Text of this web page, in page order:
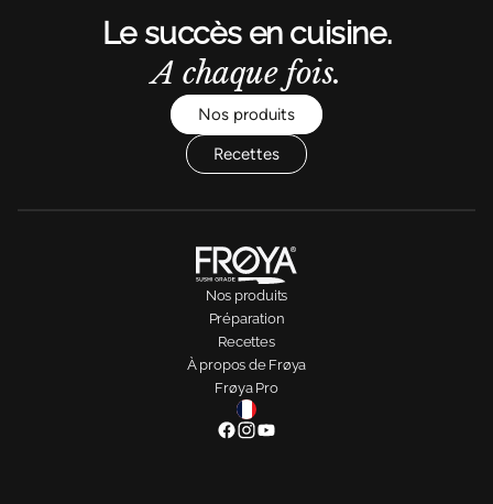
Le succès en cuisine.
A chaque fois.
Nos produits
Recettes
Nos produits
Préparation
Recettes
À propos de Frøya
Frøya Pro